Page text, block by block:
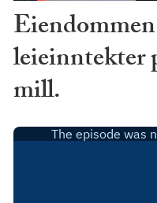
leieinntekter
mill.